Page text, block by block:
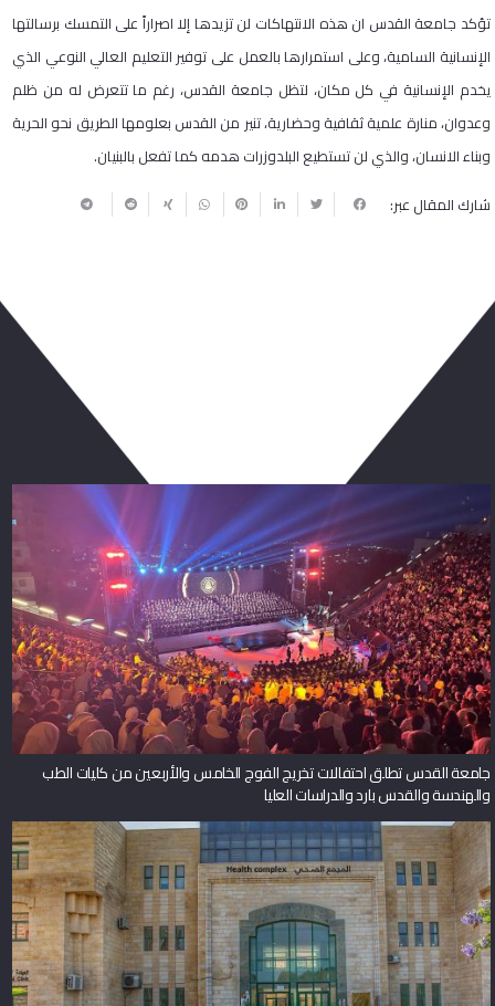
تؤكد جامعة القدس ان هذه الانتهاكات لن تزيدها إلا اصراراً على التمسك برسالتها
الإنسانية السامية، وعلى استمرارها بالعمل على توفير التعليم العالي النوعي الذي
يخدم الإنسانية في كل مكان، لتظل جامعة القدس، رغم ما تتعرض له من ظلم
وعدوان، منارة علمية ثقافية وحضارية، تنير من القدس بعلومها الطريق نحو الحرية
وبناء الانسان، والذي لن تستطيع البلدوزرات هدمه كما تفعل بالبنيان.
شارك المقال عبر:
جامعة القدس تطلق احتفالات تخريج الفوج الخامس والأربعين من كليات الطب
والهندسة والقدس بارد والدراسات العليا